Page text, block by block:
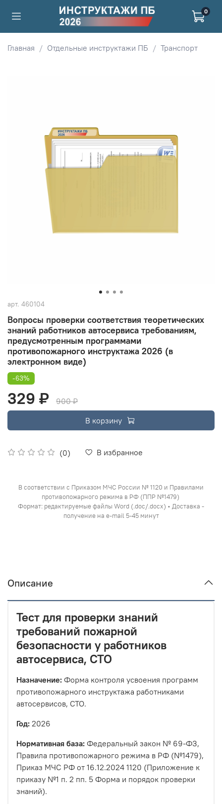
0
Главная Отдельные инструктажи ПБ Транспорт
арт. 460104
Вопросы проверки соответствия теоретических
знаний работников автосервиса требованиям,
предусмотренным программами
противопожарного инструктажа 2026 (в
электронном виде)
(0) В избранное
-63%
329 ₽
900 ₽
В корзину
В соответствии с Приказом МЧС России № 1120 и Правилами
противопожарного режима в РФ (ППР №1479)
Формат: редактируемые файлы Word (.doc/.docx) • Доставка -
получение на e-mail 5-45 минут
Описание
Тест для проверки знаний
требований пожарной
безопасности у работников
автосервиса, СТО
Назначение: Форма контроля усвоения программ
противопожарного инструктажа работниками
автосервисов, СТО.
Год: 2026
Нормативная база: Федеральный закон № 69-ФЗ,
Правила противопожарного режима в РФ (№1479),
Приказ МЧС РФ от 16.12.2024 1120 (Приложение к
приказу №1 п. 2 пп. 5 Форма и порядок проверки
знаний).